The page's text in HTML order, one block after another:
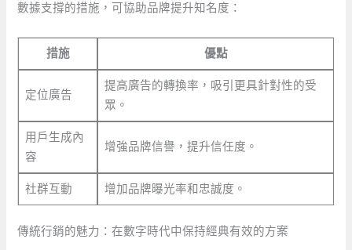
數據支撐的措施，可協助品牌提升知名度：
措施 優點
定位廣告
提高廣告的轉換率，吸引更具針對性的受
眾。
用戶生成內
容
增強品牌信譽，提升信任度。
社群互動 增加品牌曝光率和忠誠度。
傳統行銷的魅力：在數字時代中保持經典有效的方案